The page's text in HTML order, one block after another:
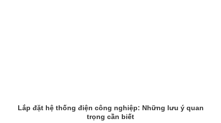
Lắp đặt hệ thống điện công nghiệp: Những lưu ý quan
trọng cần biết